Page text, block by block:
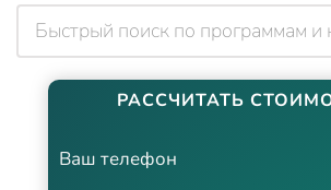
РАССЧИТАТЬ
Ваш телефон